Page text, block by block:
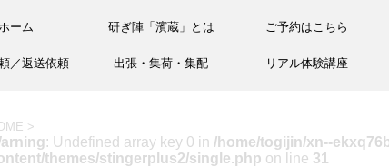
ーム 研ぎ陣「濱蔵」とは ご予約はこちら
／返送依頼 出張・集荷・集配 リアル体験講座
>
: Undefined array key 0 in /home/togijin/xn--
themes/stingerplus2/single.php on line 31